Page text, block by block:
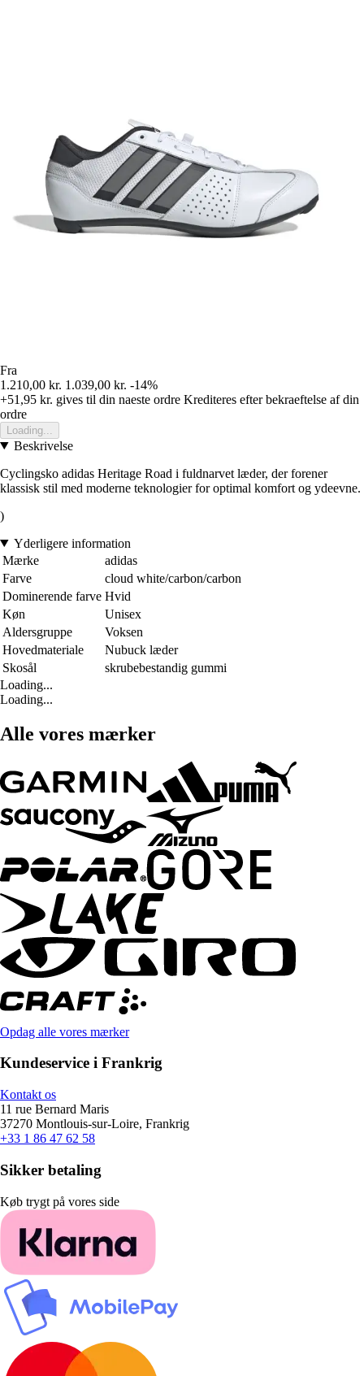
Fra
1.210,00 kr. 1.039,00 kr. -14%
+51,95 kr. gives til din naeste ordre Krediteres efter bekraeftelse af din
ordre
Loading...
Beskrivelse
Cyclingsko adidas Heritage Road i fuldnarvet læder, der forener
klassisk stil med moderne teknologier for optimal komfort og ydeevne.
)
Yderligere information
Mærke
adidas
Farve
cloud white/carbon/carbon
Dominerende farve Hvid
Køn
Unisex
Aldersgruppe
Voksen
Hovedmateriale
Nubuck læder
Skosål
skrubebestandig gummi
Loading...
Loading...
Alle vores mærker
Opdag alle vores mærker
Kundeservice i Frankrig
Kontakt os
11 rue Bernard Maris
37270 Montlouis-sur-Loire, Frankrig
+33 1 86 47 62 58
Sikker betaling
Køb trygt på vores side